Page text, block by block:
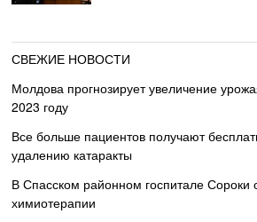
СВЕЖИЕ НОВОСТИ
Молдова прогнозирует увеличение
2023 году
Все больше пациентов получают
удалению катаракты
В Спасском районном госпитале Сороки
химиотерапии